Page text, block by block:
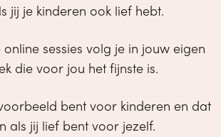
jij je kinderen ook lief hebt.
sessies volg je in jouw eigen
die voor jou het fijnste is.
bent voor kinderen en dat
als jij lief bent voor jezelf.